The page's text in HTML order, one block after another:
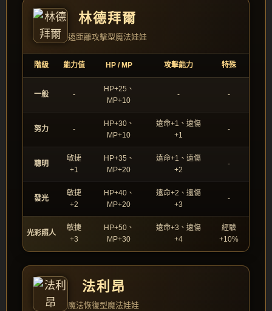
林德拜爾
遠距離攻擊型魔法娃娃
階級 能力值 HP / MP 攻擊能力 特殊
一般 -
HP+25、
MP+10
- -
努力 -
HP+30、
MP+10
遠命+1、遠傷
+1
-
聰明
敏捷
+1
HP+35、
MP+20
遠命+1、遠傷
+2
-
發光
敏捷
+2
HP+40、
MP+20
遠命+2、遠傷
+3
-
光彩照人
敏捷
+3
HP+50、
MP+30
遠命+3、遠傷
+4
經驗
+10%
法利昂
魔法恢復型魔法娃娃